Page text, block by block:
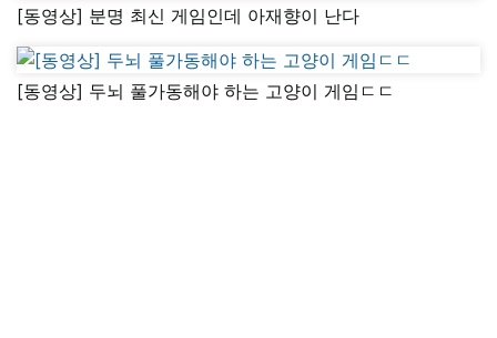
[동영상] 분명 최신 게임인데 아재향이 난다
[동영상] 두뇌 풀가동해야 하는 고양이 게임ㄷㄷ